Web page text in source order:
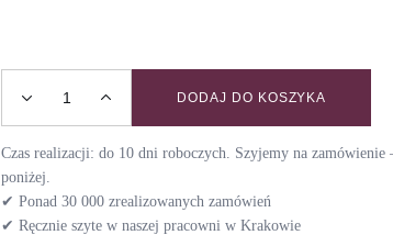
Szelki guard MEADOW / NIGHT quantity
DODAJ DO KOSZYKA
Czas realizacji: do 10 dni roboczych. Szyjemy na
poniżej.
✔ Ponad 30 000 zrealizowanych zamówień
✔ Ręcznie szyte w naszej pracowni w Krakowie